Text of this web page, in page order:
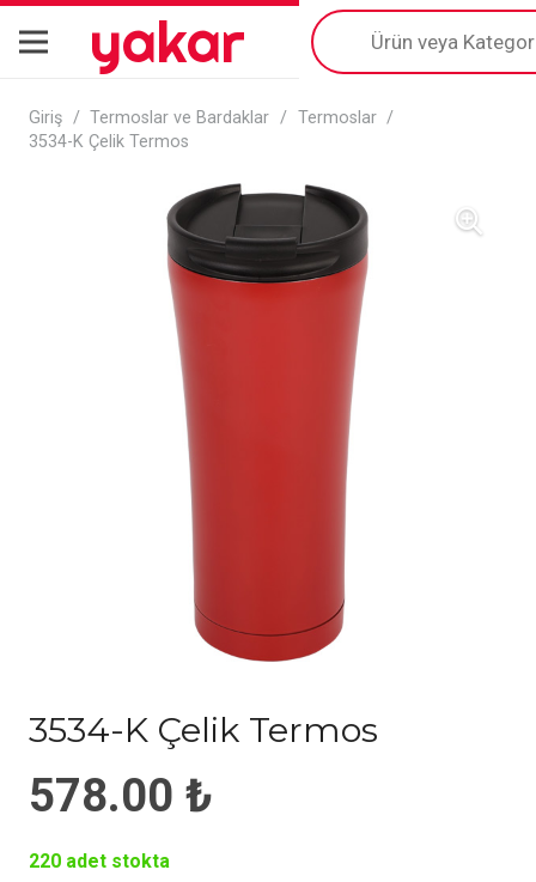
yakar
Products
search
Giriş / Termoslar ve Bardaklar / Termoslar /
3534-K Çelik Termos
3534-K Çelik Termos
578.00 ₺
220 adet stokta